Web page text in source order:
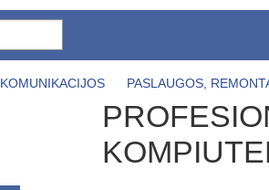
KOMUNIKACIJOS PASLAUGOS,